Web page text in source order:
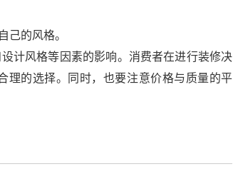
的风格。
计风格等因素的影响。消费者在进行装修决
理的选择。同时，也要注意价格与质量的平